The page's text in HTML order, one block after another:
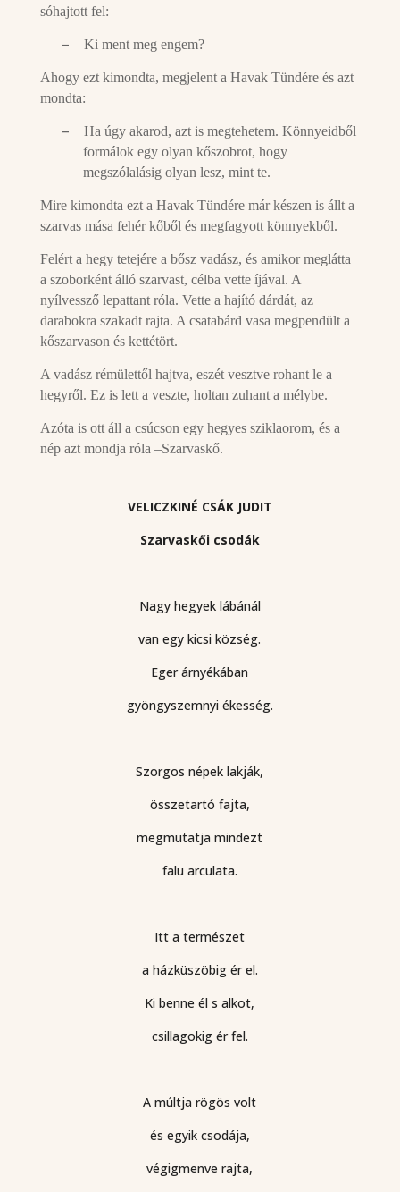
sóhajtott fel:
– Ki ment meg engem?
Ahogy ezt kimondta, megjelent a Havak Tündére és azt
mondta:
–
Ha úgy akarod, azt is megtehetem. Könnyeidből
formálok egy olyan kőszobrot, hogy
megszólalásig olyan lesz, mint te.
Mire kimondta ezt a Havak Tündére már készen is állt a
szarvas mása fehér kőből és megfagyott könnyekből.
Felért a hegy tetejére a bősz vadász, és amikor meglátta
a szoborként álló szarvast, célba vette íjával. A
nyílvessző lepattant róla. Vette a hajító dárdát, az
darabokra szakadt rajta. A csatabárd vasa megpendült a
kőszarvason és kettétört.
A vadász rémülettől hajtva, eszét vesztve rohant le a
hegyről. Ez is lett a veszte, holtan zuhant a mélybe.
Azóta is ott áll a csúcson egy hegyes sziklaorom, és a
nép azt mondja róla –Szarvaskő.
VELICZKINÉ CSÁK JUDIT
Szarvaskői csodák
Nagy hegyek lábánál
van egy kicsi község.
Eger árnyékában
gyöngyszemnyi ékesség.
Szorgos népek lakják,
összetartó fajta,
megmutatja mindezt
falu arculata.
Itt a természet
a házküszöbig ér el.
Ki benne él s alkot,
csillagokig ér fel.
A múltja rögös volt
és egyik csodája,
végigmenve rajta,